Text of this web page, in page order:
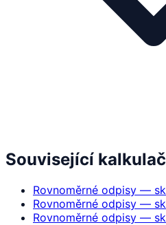
Související
Rovnoměrné odpisy —
Rovnoměrné odpisy —
Rovnoměrné odpisy —